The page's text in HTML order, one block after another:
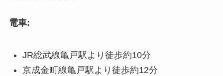
電車:
JR総武線亀戸駅より徒歩約10分
京成金町線亀戸駅より徒歩約12分